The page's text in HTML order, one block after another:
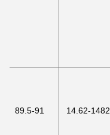
14.62-1482
89.5-91